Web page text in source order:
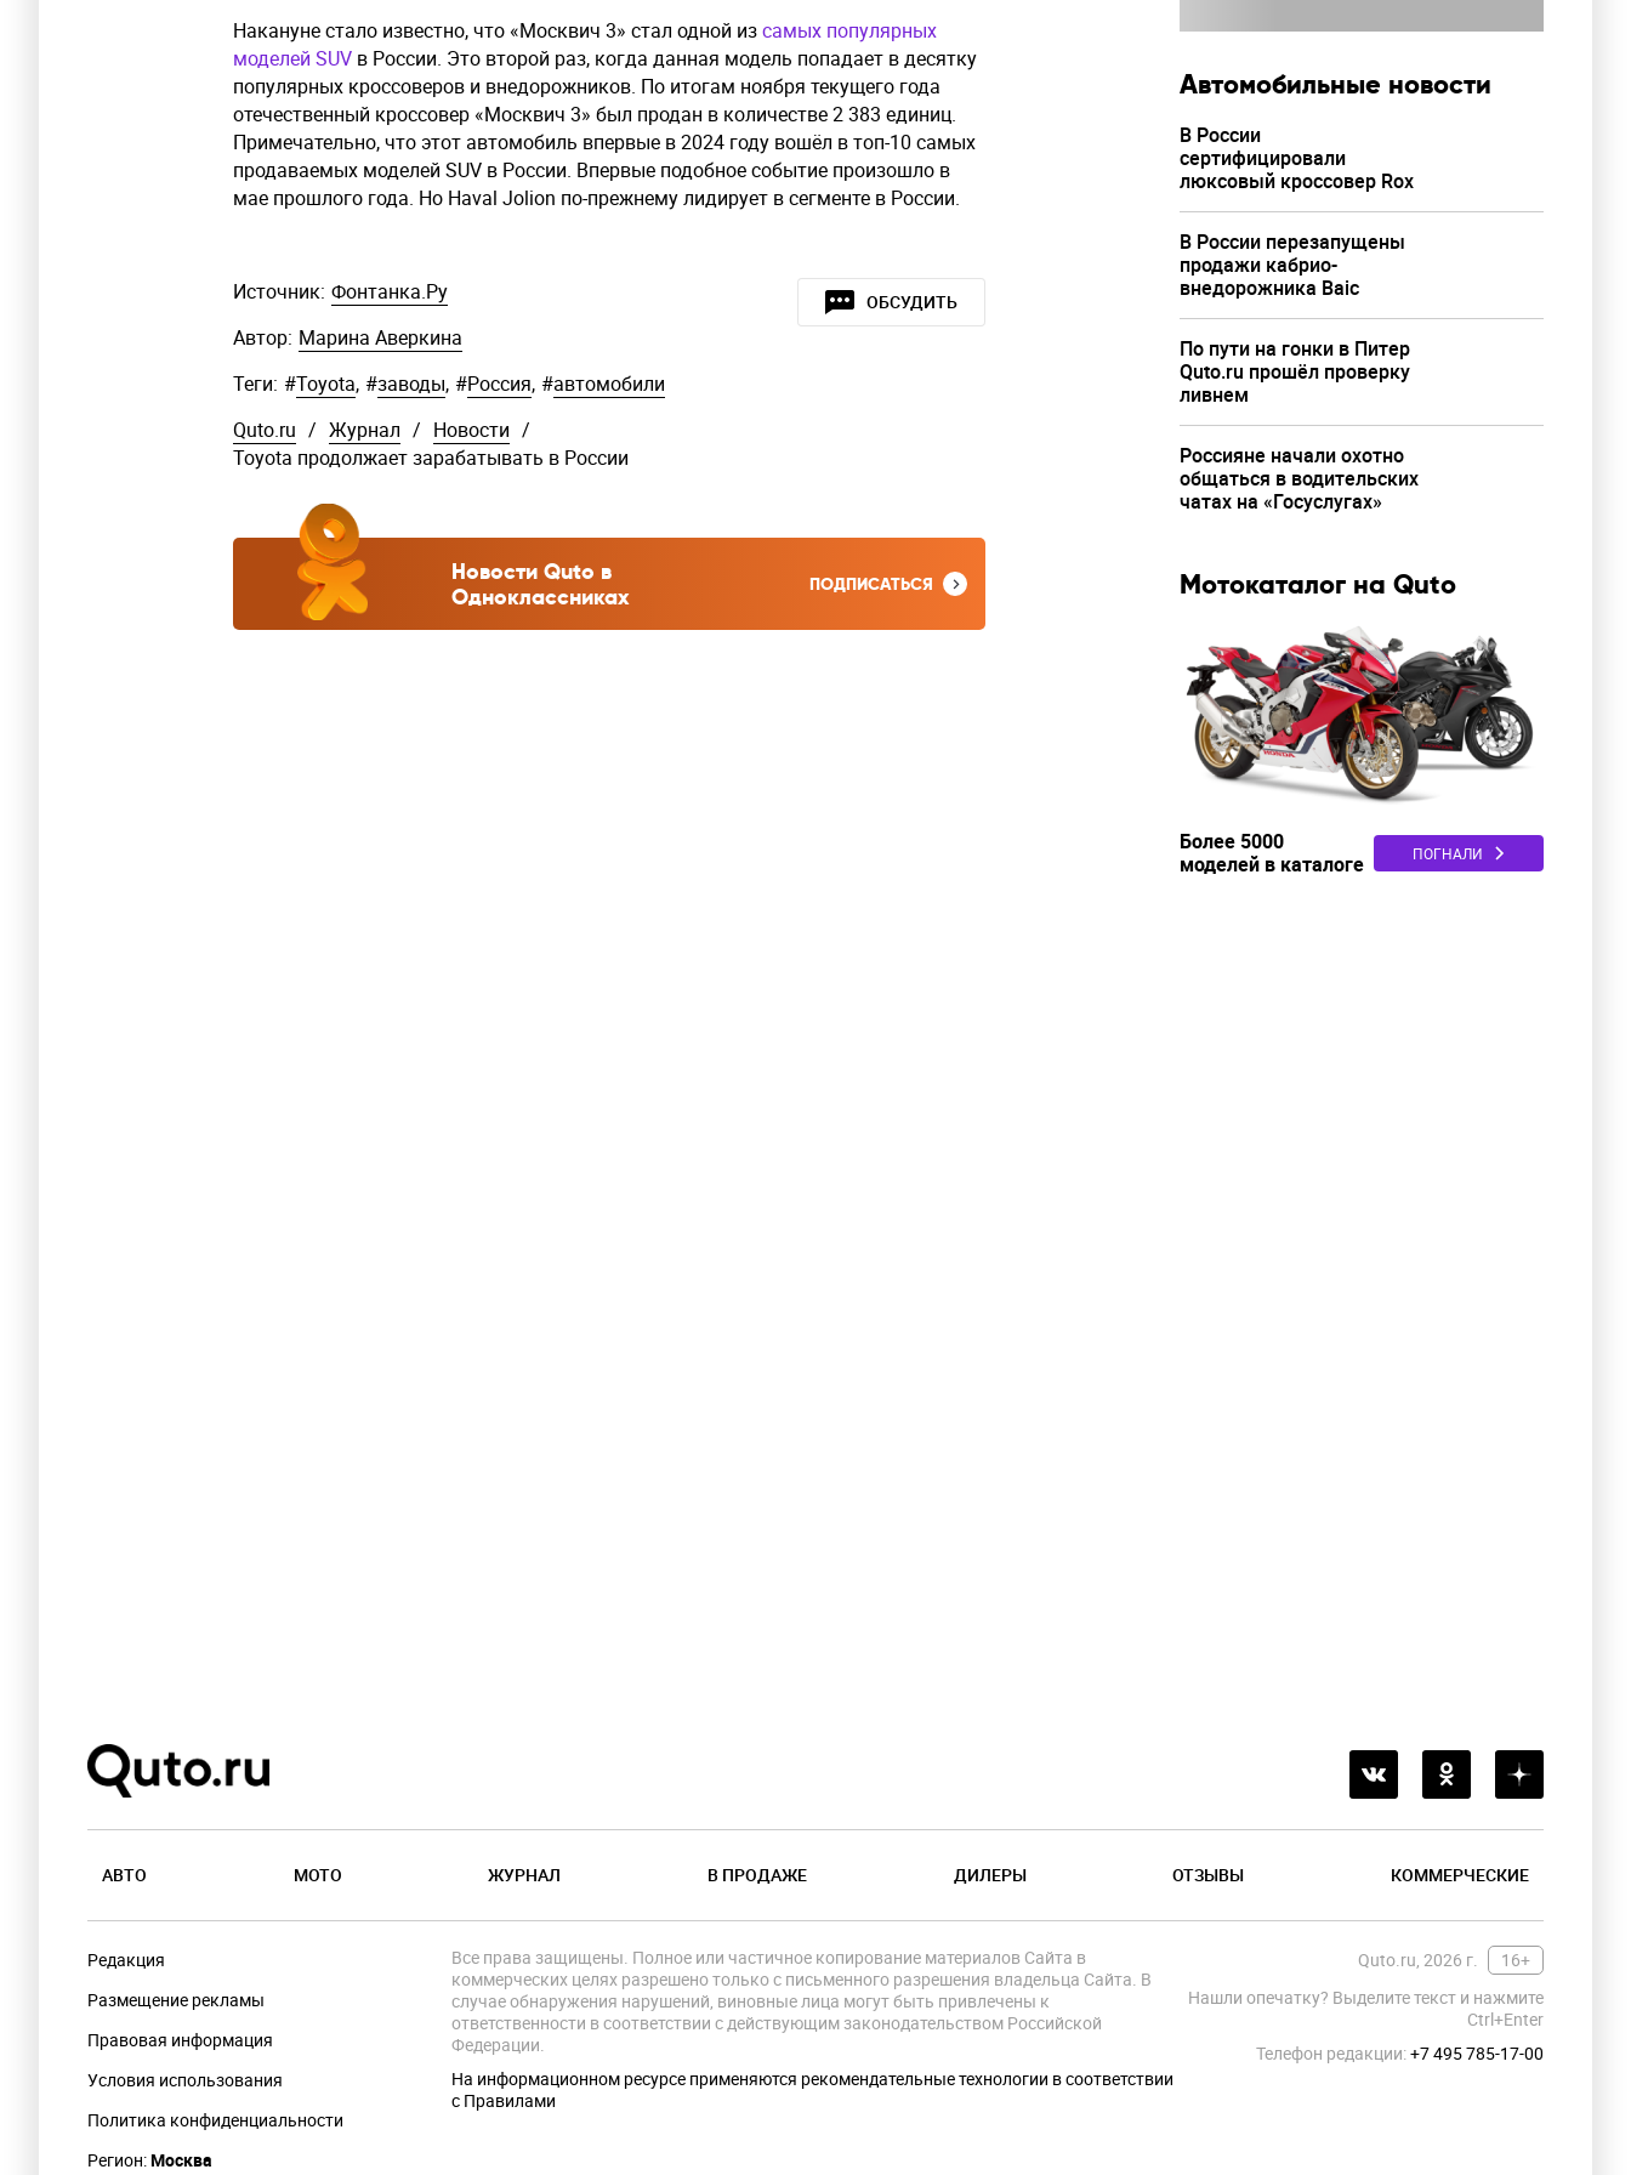
Накануне стало известно, что «Москвич 3» стал одной изсамых популярных
моделей SUV в России. Это второй раз, когда данная модель попадает в десятку
популярных кроссоверов и внедорожников. По итогам ноября текущего года
отечественный кроссовер «Москвич 3» был продан в количестве 2 383 единиц.
Примечательно, что этот автомобиль впервые в 2024 году вошёл в топ-10 самых
продаваемых моделей SUV в России. Впервые подобное событие произошло в
мае прошлого года. Но Haval Jolion по-прежнему лидирует в сегменте в России.
ОБСУДИТЬ
Источник: Фонтанка.Ру
Автор: Марина Аверкина
Теги: #Toyota, #заводы, #Россия, #автомобили
Quto.ru / Журнал / Новости /
Toyota продолжает зарабатывать в России
Новости Quto в
Одноклассниках
ПОДПИСАТЬСЯ
Автомобильные новости
В России
сертифицировали
люксовый кроссовер Rox
В России перезапущены
продажи кабрио-
внедорожника Baic
По пути на гонки в Питер
Quto.ru прошёл проверку
ливнем
Россияне начали охотно
общаться в водительских
чатах на «Госуслугах»
Мотокаталог на Quto
Более 5000
моделей в каталоге
ПОГНАЛИ
АВТО МОТО ЖУРНАЛ В ПРОДАЖЕ ДИЛЕРЫ ОТЗЫВЫ КОММЕРЧЕСКИЕ
Редакция
Размещение рекламы
Правовая информация
Условия использования
Политика конфиденциальности
Регион:Москва
Quto.ru, 2026 г.
16+
Нашли опечатку? Выделите текст и нажмите
Ctrl+Enter
Телефон редакции:+7 495 785-17-00
Все права защищены. Полное или частичное копирование материалов Сайта в
коммерческих целях разрешено только с письменного разрешения владельца Сайта. В
случае обнаружения нарушений, виновные лица могут быть привлечены к
ответственности в соответствии с действующим законодательством Российской
Федерации.
На информационном ресурсе применяются рекомендательные технологии в соответствии
с Правилами